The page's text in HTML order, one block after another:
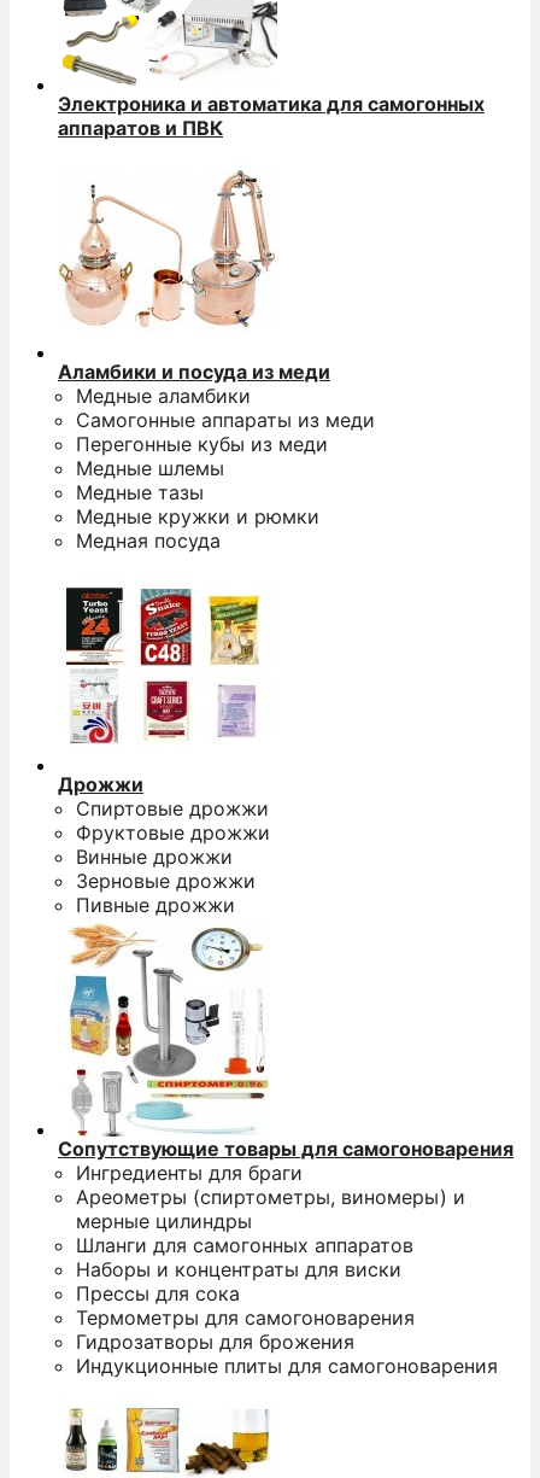
Электроника и автоматика для самогонных
аппаратов и ПВК
Аламбики и посуда из меди
Медные аламбики
Самогонные аппараты из меди
Перегонные кубы из меди
Медные шлемы
Медные тазы
Медные кружки и рюмки
Медная посуда
Дрожжи
Спиртовые дрожжи
Фруктовые дрожжи
Винные дрожжи
Зерновые дрожжи
Пивные дрожжи
Сопутствующие товары для самогоноварения
Ингредиенты для браги
Ареометры (спиртометры, виномеры) и
мерные цилиндры
Шланги для самогонных аппаратов
Наборы и концентраты для виски
Прессы для сока
Термометры для самогоноварения
Гидрозатворы для брожения
Индукционные плиты для самогоноварения